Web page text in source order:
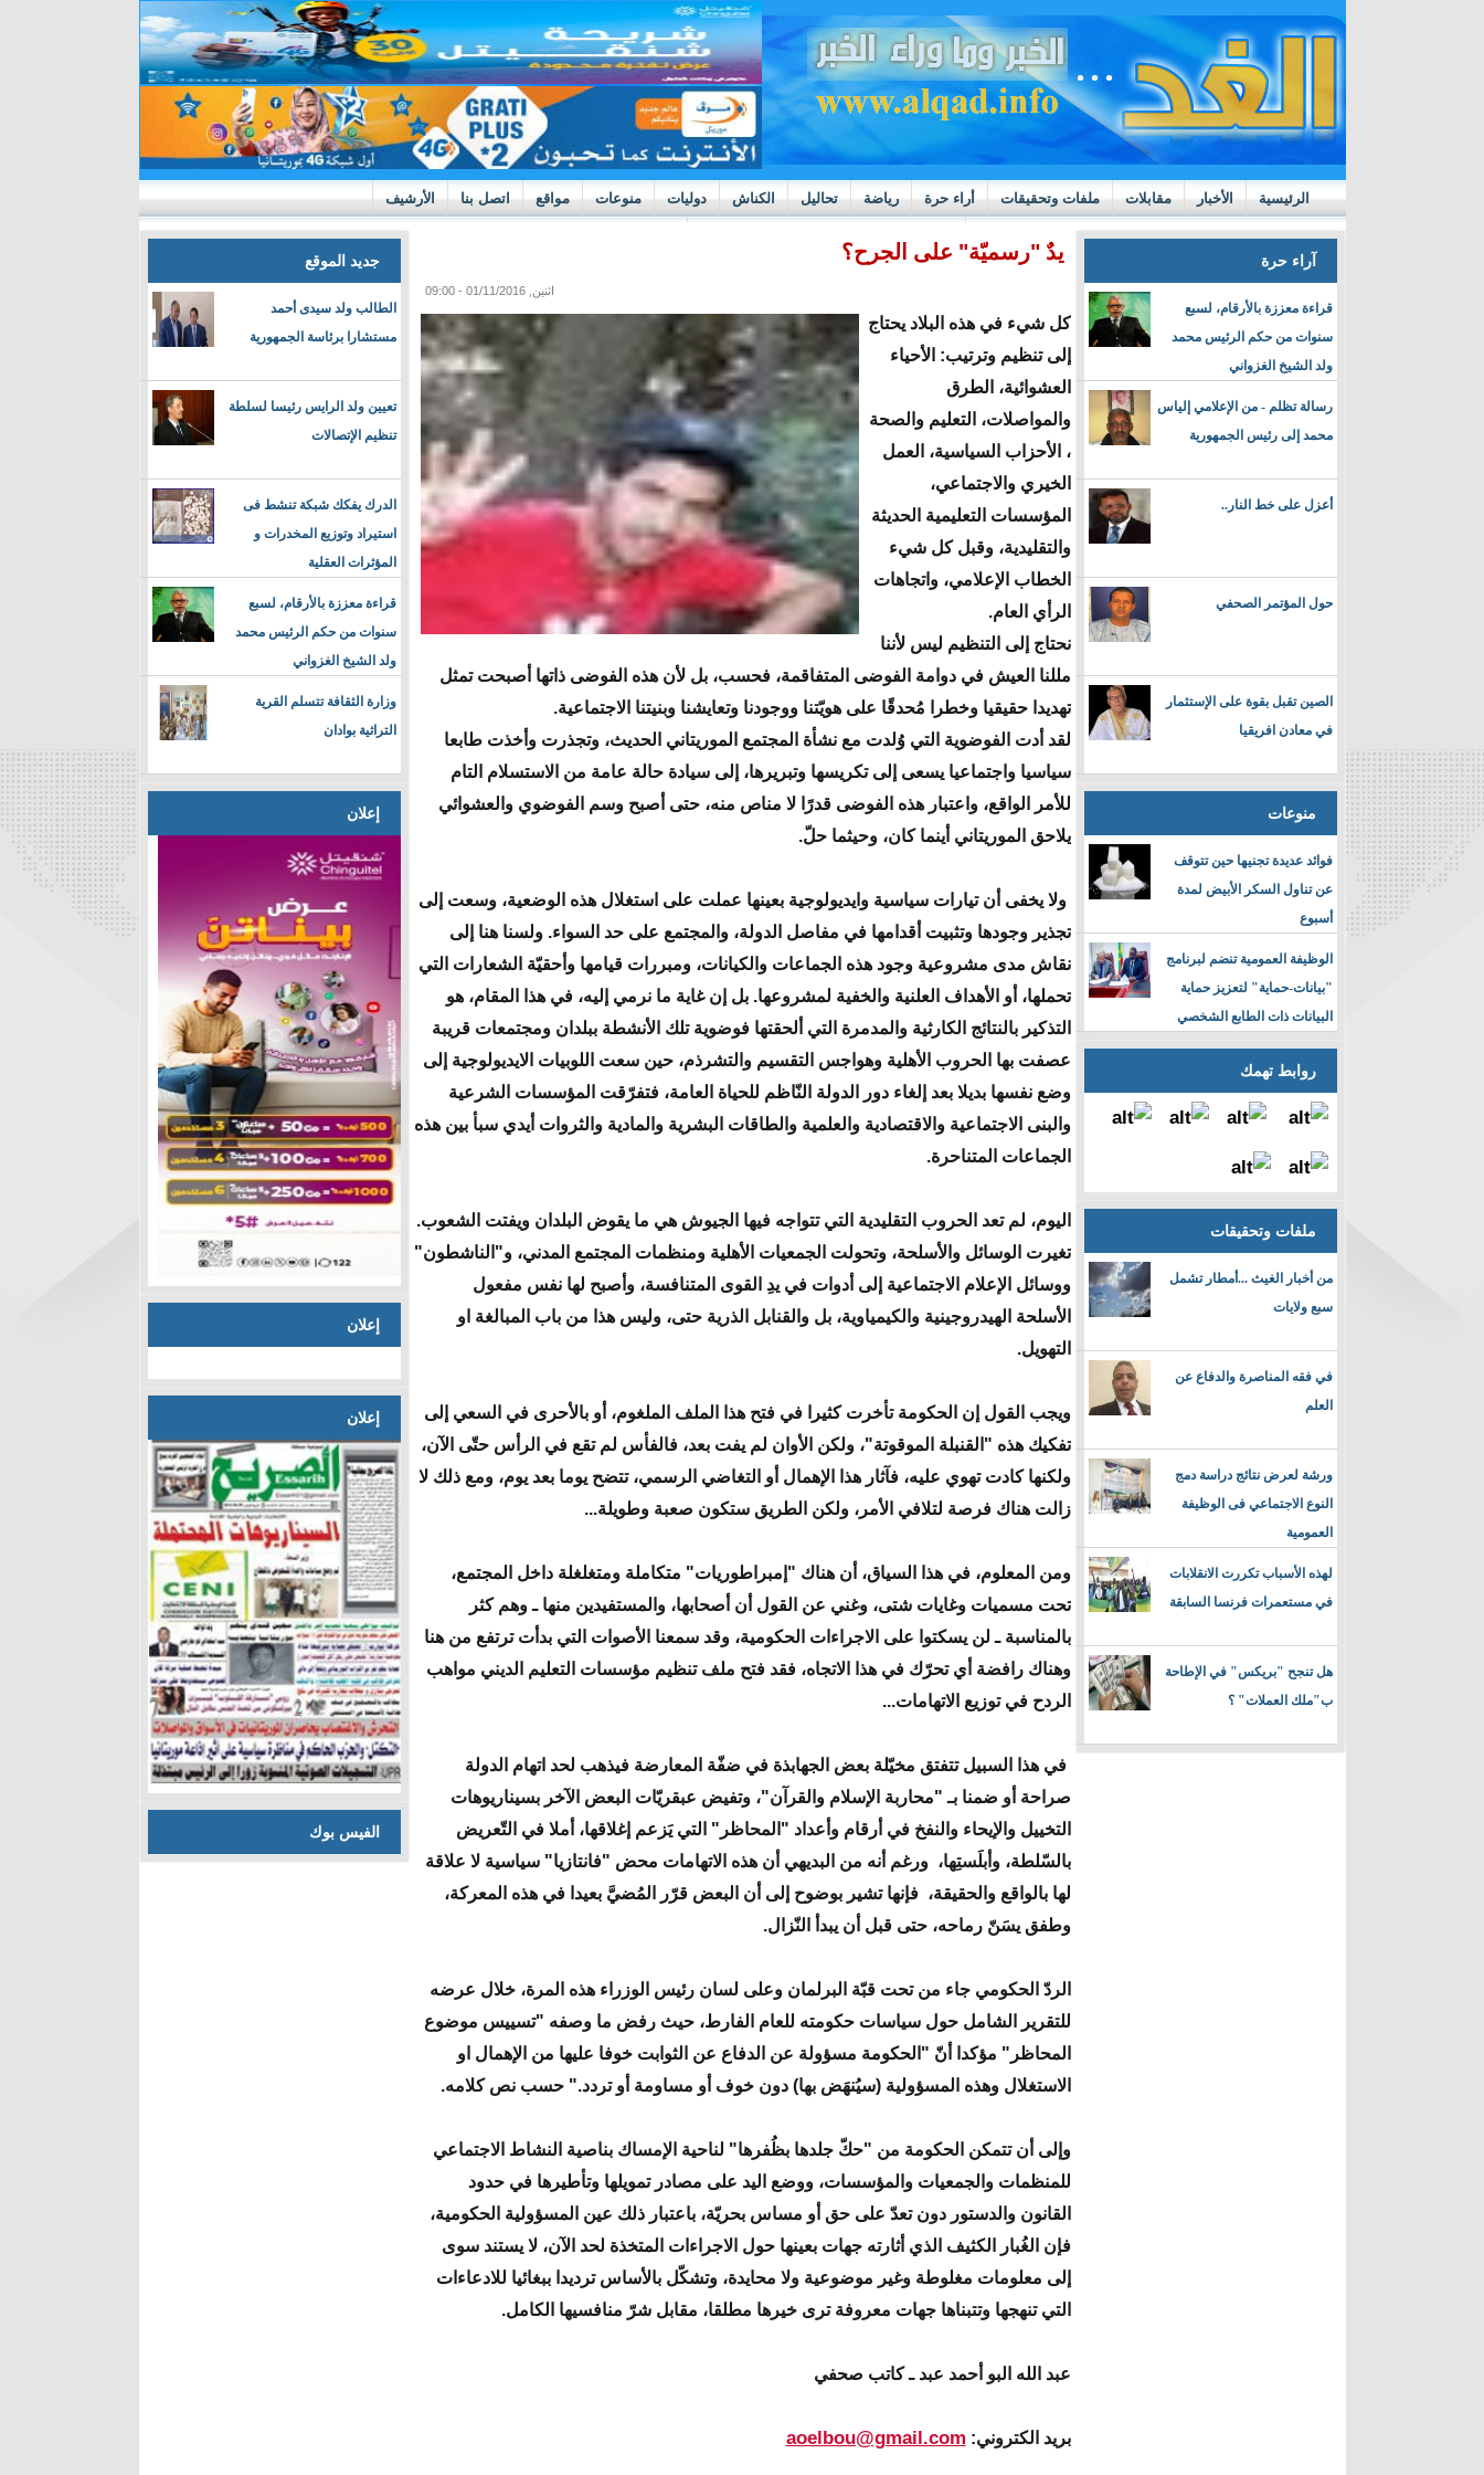
الرئيسية الأخبار مقابلات ملفات وتحقيقات أراء حرة رياضة تحاليل الكناش دوليات منوعات مواقع اتصل بنا الأرشيف
https://m.youtube.com/watch?v=GN10qW4W4hQ
آراء حرة
قراءة معززة بالأرقام، لسبع
سنوات من حكم الرئيس محمد
ولد الشيخ الغزواني
رسالة تظلم - من الإعلامي إلياس
محمد إلى رئيس الجمهورية
أعزل على خط النار..
حول المؤتمر الصحفي
الصين تقبل بقوة على الإستثمار
في معادن افريقيا
منوعات
فوائد عديدة تجنيها حين تتوقف
عن تناول السكر الأبيض لمدة
أسبوع
الوظيفة العمومية تنضم لبرنامج
"بيانات-حماية" لتعزيز حماية
البيانات ذات الطابع الشخصي
روابط تهمك
ملفات وتحقيقات
من أخبار الغيث ...أمطار تشمل
سبع ولايات
في فقه المناصرة والدفاع عن
العلم
ورشة لعرض نتائج دراسة دمج
النوع الاجتماعي فى الوظيفة
العمومية
لهذه الأسباب تكررت الانقلابات
في مستعمرات فرنسا السابقة
هل تنجح "بريكس" في الإطاحة
ب"ملك العملات" ؟
يدٌ "رسميّة" على الجرح؟
اثنين, 01/11/2016 - 09:00
كل شيء في هذه البلاد يحتاج
إلى تنظيم وترتيب: الأحياء
العشوائية، الطرق
والمواصلات، التعليم والصحة
، الأحزاب السياسية، العمل
الخيري والاجتماعي،
المؤسسات التعليمية الحديثة
والتقليدية، وقبل كل شيء
الخطاب الإعلامي، واتجاهات
الرأي العام.
نحتاج إلى التنظيم ليس لأننا
مللنا العيش في دوامة الفوضى المتفاقمة، فحسب، بل لأن هذه الفوضى ذاتها أصبحت تمثل
تهديدا حقيقيا وخطرا مُحدقًا على هويّتنا ووجودنا وتعايشنا وبنيتنا الاجتماعية.
لقد أدت الفوضوية التي وُلدت مع نشأة المجتمع الموريتاني الحديث، وتجذرت وأخذت طابعا
سياسيا واجتماعيا يسعى إلى تكريسها وتبريرها، إلى سيادة حالة عامة من الاستسلام التام
للأمر الواقع، واعتبار هذه الفوضى قدرًا لا مناص منه، حتى أصبح وسم الفوضوي والعشوائي
يلاحق الموريتاني أينما كان، وحيثما حلّ.
ولا يخفى أن تيارات سياسية وايديولوجية بعينها عملت على استغلال هذه الوضعية، وسعت إلى
تجذير وجودها وتثبيت أقدامها في مفاصل الدولة، والمجتمع على حد السواء. ولسنا هنا إلى
نقاش مدى مشروعية وجود هذه الجماعات والكيانات، ومبررات قيامها وأحقيّة الشعارات التي
تحملها، أو الأهداف العلنية والخفية لمشروعها. بل إن غاية ما نرمي إليه، في هذا المقام، هو
التذكير بالنتائج الكارثية والمدمرة التي ألحقتها فوضوية تلك الأنشطة ببلدان ومجتمعات قريبة
عصفت بها الحروب الأهلية وهواجس التقسيم والتشرذم، حين سعت اللوبيات الايديولوجية إلى
وضع نفسها بديلا بعد إلغاء دور الدولة النّاظم للحياة العامة، فتفرّقت المؤسسات الشرعية
والبنى الاجتماعية والاقتصادية والعلمية والطاقات البشرية والمادية والثروات أيدي سبأ بين هذه
الجماعات المتناحرة.
اليوم، لم تعد الحروب التقليدية التي تتواجه فيها الجيوش هي ما يقوض البلدان ويفتت الشعوب.
تغيرت الوسائل والأسلحة، وتحولت الجمعيات الأهلية ومنظمات المجتمع المدني، و"الناشطون"
ووسائل الإعلام الاجتماعية إلى أدوات في يدِ القوى المتنافسة، وأصبح لها نفس مفعول
الأسلحة الهيدروجينية والكيمياوية، بل والقنابل الذرية حتى، وليس هذا من باب المبالغة او
التهويل.
ويجب القول إن الحكومة تأخرت كثيرا في فتح هذا الملف الملغوم، أو بالأحرى في السعي إلى
تفكيك هذه "القنبلة الموقوتة"، ولكن الأوان لم يفت بعد، فالفأس لم تقع في الرأس حتّى الآن،
ولكنها كادت تهوي عليه، فآثار هذا الإهمال أو التغاضي الرسمي، تتضح يوما بعد يوم، ومع ذلك لا
زالت هناك فرصة لتلافي الأمر، ولكن الطريق ستكون صعبة وطويلة...
ومن المعلوم، في هذا السياق، أن هناك "إمبراطوريات" متكاملة ومتغلغلة داخل المجتمع،
تحت مسميات وغايات شتى، وغني عن القول أن أصحابها، والمستفيدين منها ـ وهم كثر
بالمناسبة ـ لن يسكتوا على الاجراءات الحكومية، وقد سمعنا الأصوات التي بدأت ترتفع من هنا
وهناك رافضة أي تحرّك في هذا الاتجاه، فقد فتح ملف تنظيم مؤسسات التعليم الديني مواهب
الردح في توزيع الاتهامات...
في هذا السبيل تتفتق مخيّلة بعض الجهابذة في ضفّة المعارضة فيذهب لحد اتهام الدولة
صراحة أو ضمنا بـ "محاربة الإسلام والقرآن"، وتفيض عبقريّات البعض الآخر بسيناريوهات
التخييل والإيحاء والنفخ في أرقام وأعداد "المحاظر" التي يَزعم إغلاقها، أملا في التّعريض
بالسّلطة، وأبلَستِها، ورغم أنه من البديهي أن هذه الاتهامات محض "فانتازيا" سياسية لا علاقة
لها بالواقع والحقيقة، فإنها تشير بوضوح إلى أن البعض قرّر المُضيَّ بعيدا في هذه المعركة،
وطفق يسَنّ رماحه، حتى قبل أن يبدأ النّزال.
الردّ الحكومي جاء من تحت قبّة البرلمان وعلى لسان رئيس الوزراء هذه المرة، خلال عرضه
للتقرير الشامل حول سياسات حكومته للعام الفارط، حيث رفض ما وصفه "تسييس موضوع
المحاظر" مؤكدا أنّ "الحكومة مسؤولة عن الدفاع عن الثوابت خوفا عليها من الإهمال او
الاستغلال وهذه المسؤولية (سيُنهَض بها) دون خوف أو مساومة أو تردد." حسب نص كلامه.
وإلى أن تتمكن الحكومة من "حكّ جلدها بظُفرها" لناحية الإمساك بناصية النشاط الاجتماعي
للمنظمات والجمعيات والمؤسسات، ووضع اليد على مصادر تمويلها وتأطيرها في حدود
القانون والدستور دون تعدّ على حق أو مساس بحريّة، باعتبار ذلك عين المسؤولية الحكومية،
فإن الغُبار الكثيف الذي أثارته جهات بعينها حول الاجراءات المتخذة لحد الآن، لا يستند سوى
إلى معلومات مغلوطة وغير موضوعية ولا محايدة، وتشكّل بالأساس ترديدا ببغائيا للادعاءات
التي تنهجها وتتبناها جهات معروفة ترى خيرها مطلقا، مقابل شرّ منافسيها الكامل.
عبد الله البو أحمد عبد ـ كاتب صحفي
بريد الكتروني: aoelbou@gmail.com
جديد الموقع
الطالب ولد سيدى أحمد
مستشارا برئاسة الجمهورية
تعيين ولد الرايس رئيسا لسلطة
تنظيم الإتصالات
الدرك يفكك شبكة تنشط فى
استيراد وتوزيع المخدرات و
المؤثرات العقلية
قراءة معززة بالأرقام، لسبع
سنوات من حكم الرئيس محمد
ولد الشيخ الغزواني
وزارة الثقافة تتسلم القرية
التراثية بوادان
إعلان
إعلان
إعلان
الفيس بوك